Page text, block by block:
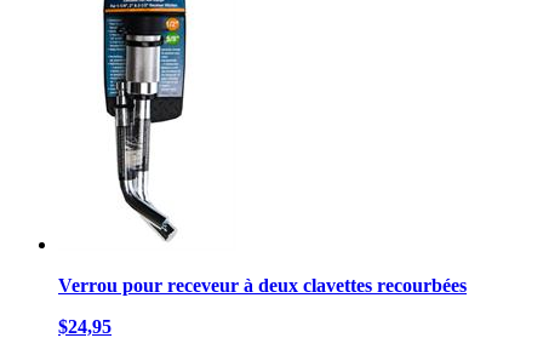
Verrou pour receveur à deux clavettes recourbées
$24,95